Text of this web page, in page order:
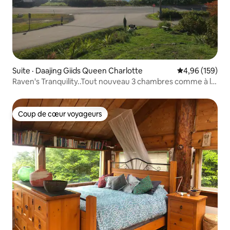
Suite · Daajing Giids Queen Charlotte Note
4,96 (159)
Raven's Tranquility..Tout nouveau 3 chambres comme à la
Coup de cœur voyageurs
Coup de cœur voyageurs